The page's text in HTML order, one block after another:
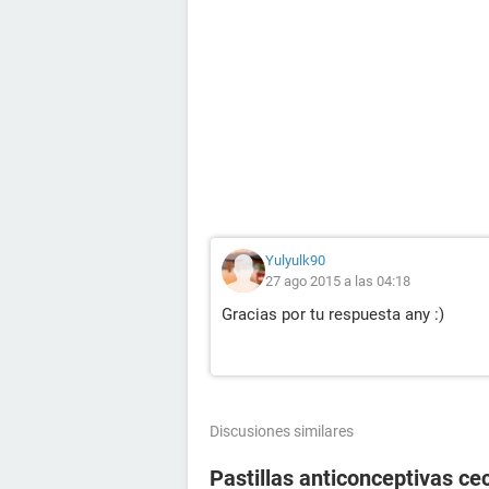
Yulyulk90
27 ago 2015 a las 04:18
Gracias por tu respuesta any :)
Discusiones similares
Pastillas anticonceptivas